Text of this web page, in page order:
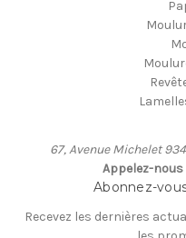
67, Avenue Michelet
Appelez-nous
Abonnez-
Recevez les dernières